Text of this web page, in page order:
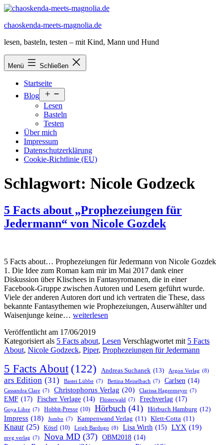
Zum
springen
chaoskenda-meets-magnolia.de
lesen, basteln, testen – mit Kind, Mann und Hund
Menü Schließen
Startseite
Blog
öffnen
Lesen
Basteln
Testen
Über mich
Impressum
Datenschutzerklärung
Cookie-Richtlinie (EU)
Schlagwort: Nicole Godzeck
5 Facts about „Prophezeiungen für
Jedermann“ von Nicole Gozdek
5 Facts about… Prophezeiungen für Jedermann von Nicole Gozdek
1. Die Idee zum Roman kam mir im Mai 2017 dank einer
Diskussion über Klischees in Fantasyromanen, die in einer
Facebook-Gruppe zwischen Autoren und Lesern geführt wurde.
Viele der anderen Autoren dort und ich vertraten die These, dass
bekannte Fantasythemen wie Prophezeiungen, Auserwählter und
Waisenjunge keine… 5
about
„Prophezeiungen
für
von
Nicole
Gozdek
weiterlesen
Veröffentlicht am 17/06/2019
Kategorisiert als 5 Facts about, Lesen Verschlagwortet mit 5 Facts
About, Nicole Godzeck, Piper, Prophezeiungen für Jedermann
5 Facts About (122) Andreas Suchanek (13) Argon Verlag (8)
ars Edition (31) Bastei Lübbe (7) Bettina Meiselbach (7) Carlsen (14)
Cassandra Clare (7) Christophorus Verlag (20) Clarissa Hagenmeyer (7)
EMF (17) Fischer Verlage (14) Flüsterwald (7) Frechverlag (17)
Goya Libre (7) Hobbit-Presse (10) Hörbuch (41) Hörbuch Hamburg (12)
Impress (18) Jumbo (7) Kampenwand Verlag (11) Klett-Cotta (11)
Knaur (25) Kösel (10) Leigh Bardugo (8) Lisa Wirth (15) LYX (19)
mvg verlag (7) Nova MD (37) OBM2018 (14)